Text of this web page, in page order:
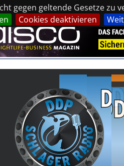
gegen geltende Gesetze
Cookies deaktivieren